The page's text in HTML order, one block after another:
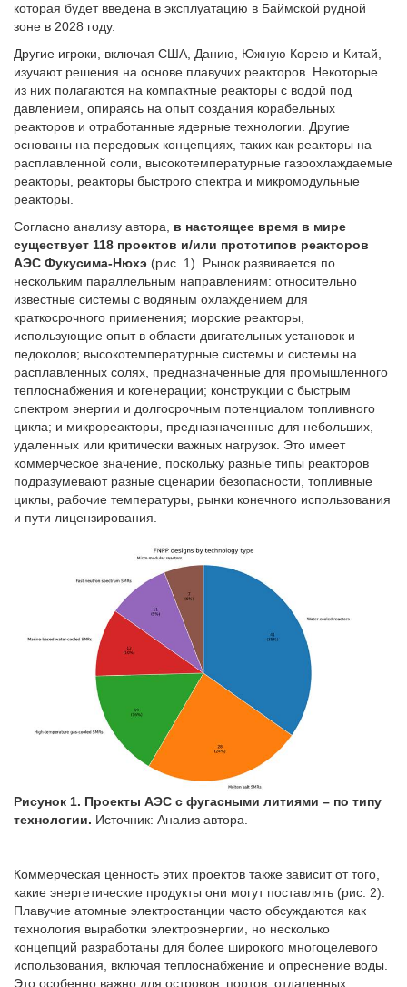
которая будет введена в эксплуатацию в Баймской рудной
зоне в 2028 году.
Другие игроки, включая США, Данию, Южную Корею и Китай,
изучают решения на основе плавучих реакторов. Некоторые
из них полагаются на компактные реакторы с водой под
давлением, опираясь на опыт создания корабельных
реакторов и отработанные ядерные технологии. Другие
основаны на передовых концепциях, таких как реакторы на
расплавленной соли, высокотемпературные газоохлаждаемые
реакторы, реакторы быстрого спектра и микромодульные
реакторы.
Согласно анализу автора, в настоящее время в мире
существует 118 проектов и/или прототипов реакторов
АЭС Фукусима-Нюхэ (рис. 1). Рынок развивается по
нескольким параллельным направлениям: относительно
известные системы с водяным охлаждением для
краткосрочного применения; морские реакторы,
использующие опыт в области двигательных установок и
ледоколов; высокотемпературные системы и системы на
расплавленных солях, предназначенные для промышленного
теплоснабжения и когенерации; конструкции с быстрым
спектром энергии и долгосрочным потенциалом топливного
цикла; и микрореакторы, предназначенные для небольших,
удаленных или критически важных нагрузок. Это имеет
коммерческое значение, поскольку разные типы реакторов
подразумевают разные сценарии безопасности, топливные
циклы, рабочие температуры, рынки конечного использования
и пути лицензирования.
Рисунок 1. Проекты АЭС с фугасными литиями – по типу
технологии. Источник: Анализ автора.
Коммерческая ценность этих проектов также зависит от того,
какие энергетические продукты они могут поставлять (рис. 2).
Плавучие атомные электростанции часто обсуждаются как
технология выработки электроэнергии, но несколько
концепций разработаны для более широкого многоцелевого
использования, включая теплоснабжение и опреснение воды.
Это особенно важно для островов, портов, отдаленных